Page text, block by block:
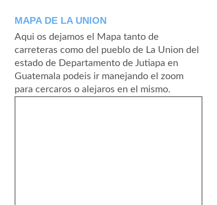
MAPA DE LA UNION
Aqui os dejamos el Mapa tanto de
carreteras como del pueblo de La Union del
estado de Departamento de Jutiapa en
Guatemala podeis ir manejando el zoom
para cercaros o alejaros en el mismo.